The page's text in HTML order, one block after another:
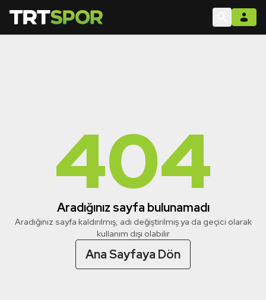
404
Aradığınız sayfa bulunamadı
Aradığınız sayfa kaldırılmış, adı değiştirilmiş ya da geçici olarak
kullanım dışı olabilir
Ana Sayfaya Dön